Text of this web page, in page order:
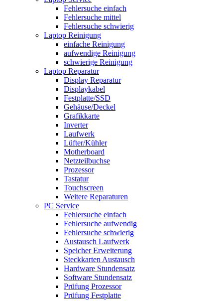
Fehlersuche einfach
Fehlersuche mittel
Fehlersuche schwierig
Laptop Reinigung
einfache Reinigung
aufwendige Reinigung
schwierige Reinigung
Laptop Reparatur
Display Reparatur
Displaykabel
Festplatte/SSD
Gehäuse/Deckel
Grafikkarte
Inverter
Laufwerk
Lüfter/Kühler
Motherboard
Netzteilbuchse
Prozessor
Tastatur
Touchscreen
Weitere Reparaturen
PC Service
Fehlersuche einfach
Fehlersuche aufwendig
Fehlersuche schwierig
Austausch Laufwerk
Speicher Erweiterung
Steckkarten Austausch
Hardware Stundensatz
Software Stundensatz
Prüfung Prozessor
Prüfung Festplatte